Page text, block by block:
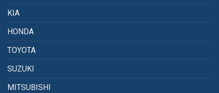
KIA
HONDA
TOYOTA
SUZUKI
MITSUBISHI